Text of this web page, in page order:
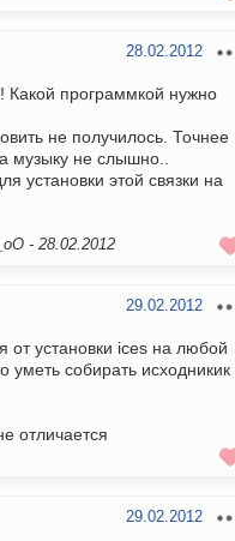
28.02.2012
Какой программкой нужно
не получилось. Точнее
музыку не слышно..
установки этой связки на
- 28.02.2012
29.02.2012
от установки ices на любой
уметь собирать исходникик
отличается
29.02.2012